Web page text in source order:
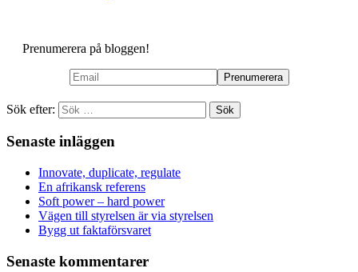
Prenumerera på bloggen!
Sök efter:
Senaste inläggen
Innovate, duplicate, regulate
En afrikansk referens
Soft power – hard power
Vägen till styrelsen är via styrelsen
Bygg ut faktaförsvaret
Senaste kommentarer